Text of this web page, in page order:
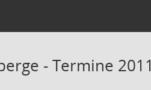
- Termine 2011